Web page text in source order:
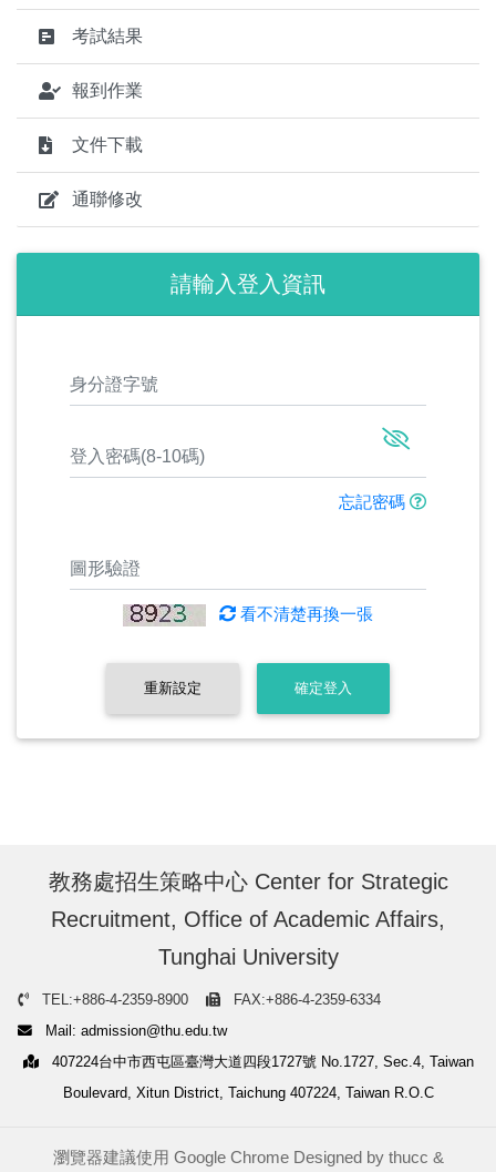
考試結果
報到作業
文件下載
通聯修改
請輸入登入資訊
忘記密碼
看不清楚再換一張
重新設定 確定登入
教務處招生策略中心 Center for Strategic
Recruitment, Office of Academic Affairs,
Tunghai University
TEL:+886-4-2359-8900
FAX:+886-4-2359-6334
Mail: admission@thu.edu.tw
407224台中市西屯區臺灣大道四段1727號 No.1727, Sec.4, Taiwan
Boulevard, Xitun District, Taichung 407224, Taiwan R.O.C
瀏覽器建議使用 Google Chrome Designed by thucc &